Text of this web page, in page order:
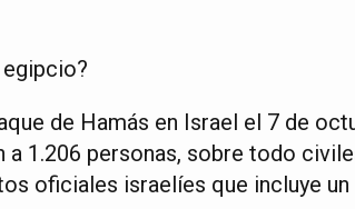
de Hamás en Israel el 7 de
1.206 personas, sobre todo
oficiales israelíes que incluye